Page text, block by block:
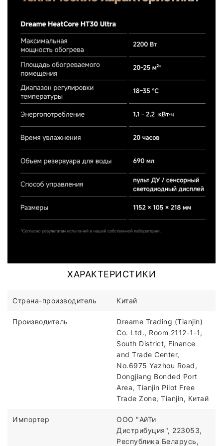
ХАРАКТЕРИСТИКИ
Страна-производитель Китай
Производитель
Dreame Trading (Tianjin)
Co. Ltd., Room 2112-1-1,
South District, Finance
and Trade Center,
No.6975 Yazhou Road,
Dongjiang Bonded Port
Area, Tianjin Pilot Free
Trade Zone, Tianjin, Китай
Импортер
ООО "АйТи
Дистрибуция", 223053,
Республика Беларусь,